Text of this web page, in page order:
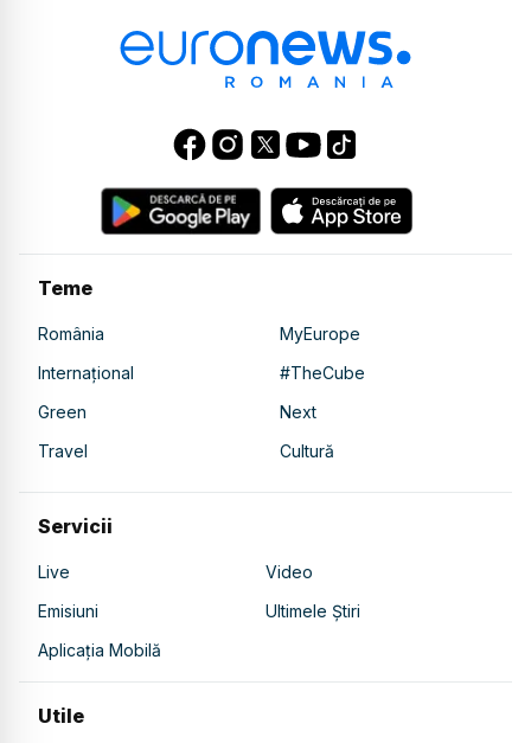
Teme
România
MyEurope
Internațional
#TheCube
Green
Next
Travel
Cultură
Servicii
Live
Video
Emisiuni
Ultimele Știri
Aplicația Mobilă
Utile